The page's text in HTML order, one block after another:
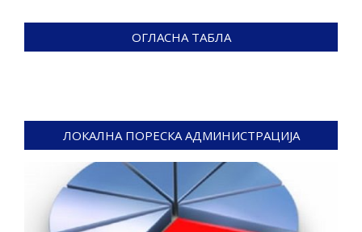
ОГЛАСНА ТАБЛА
ЛОКАЛНА ПОРЕСКА АДМИНИСТРАЦИЈА